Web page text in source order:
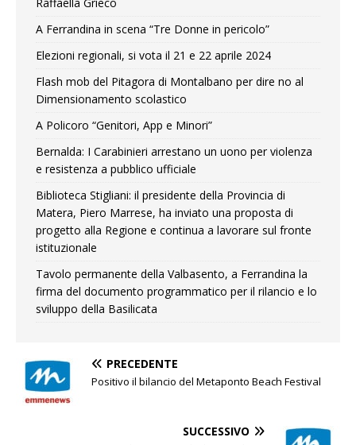
Raffaella Grieco
A Ferrandina in scena “Tre Donne in pericolo”
Elezioni regionali, si vota il 21 e 22 aprile 2024
Flash mob del Pitagora di Montalbano per dire no al
Dimensionamento scolastico
A Policoro “Genitori, App e Minori”
Bernalda: I Carabinieri arrestano un uono per violenza
e resistenza a pubblico ufficiale
Biblioteca Stigliani: il presidente della Provincia di
Matera, Piero Marrese, ha inviato una proposta di
progetto alla Regione e continua a lavorare sul fronte
istituzionale
Tavolo permanente della Valbasento, a Ferrandina la
firma del documento programmatico per il rilancio e lo
sviluppo della Basilicata
PRECEDENTE
Positivo il bilancio del Metaponto Beach Festival
SUCCESSIVO